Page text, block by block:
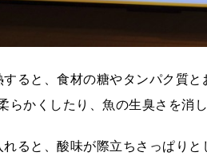
ると、食材の糖やタンパク質
らかくしたり、魚の生臭さを消
ると、酸味が際立ちさっぱり